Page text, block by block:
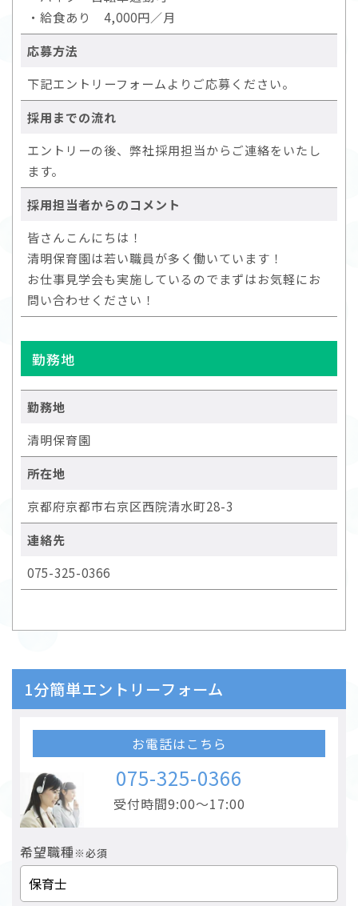
・給食あり 4,000円／月
応募方法
下記エントリーフォームよりご応募ください。
採用までの流れ
エントリーの後、弊社採用担当からご連絡をいたし
ます。
採用担当者からのコメント
皆さんこんにちは！
清明保育園は若い職員が多く働いています！
お仕事見学会も実施しているのでまずはお気軽にお
問い合わせください！
勤務地
勤務地
清明保育園
所在地
京都府京都市右京区西院清水町28-3
連絡先
075-325-0366
1分簡単エントリーフォーム
お電話はこちら
075-325-0366
受付時間9:00～17:00
希望職種 ※必須